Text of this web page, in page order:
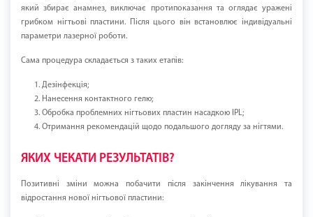
який збирає анамнез, виключає протипоказання та оглядає уражені
грибком нігтьові пластини. Після цього він встановлює індивідуальні
параметри лазерної роботи.
Сама процедура складається з таких етапів:
Дезінфекція;
Нанесення контактного гелю;
Обробка проблемних нігтьових пластин насадкою IPL;
Отримання рекомендацій щодо подальшого догляду за нігтями.
ЯКИХ ЧЕКАТИ РЕЗУЛЬТАТІВ?
Позитивні зміни можна побачити після закінчення лікування та
відростання нової нігтьової пластини: